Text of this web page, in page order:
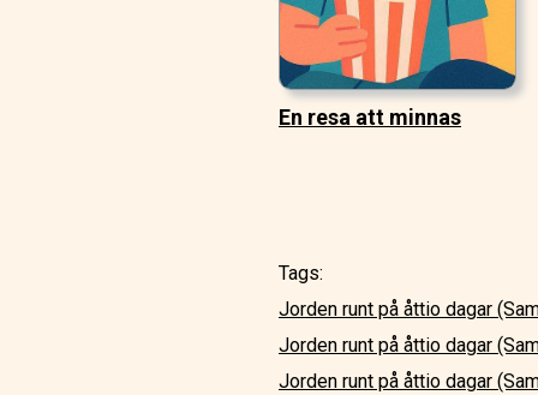
En resa att minnas
Tags:
Jorden runt på åttio dagar
Jorden runt på åttio dagar
Jorden runt på åttio dagar